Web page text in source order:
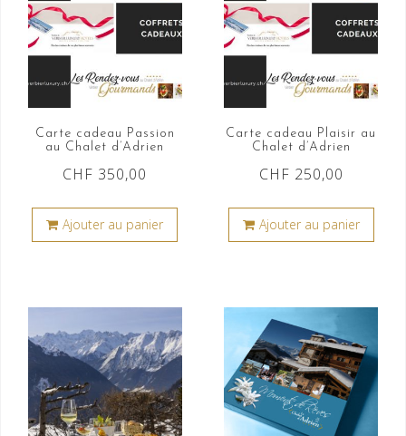
Carte cadeau Passion
au Chalet d’Adrien
CHF 350,00
Ajouter au panier
Carte cadeau Plaisir au
Chalet d’Adrien
CHF 250,00
Ajouter au panier